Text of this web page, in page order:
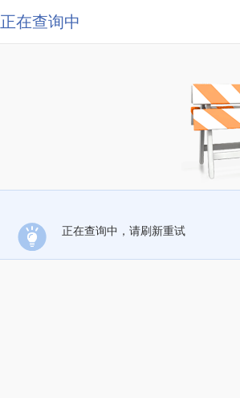
正在查询中
正在查询中，请刷新重试